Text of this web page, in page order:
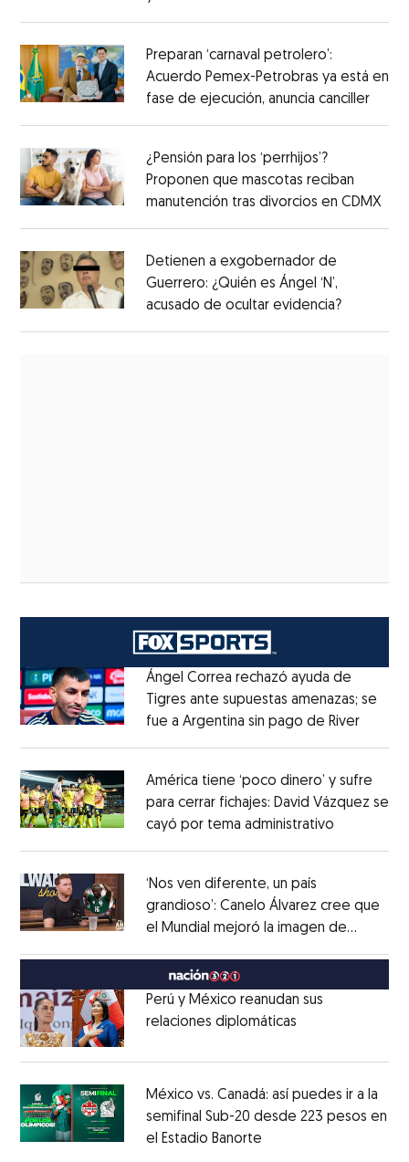
Preparan ‘carnaval petrolero’:
Acuerdo Pemex-Petrobras ya está en
fase de ejecución, anuncia canciller
¿Pensión para los ‘perrhijos’?
Proponen que mascotas reciban
manutención tras divorcios en CDMX
Detienen a exgobernador de
Guerrero: ¿Quién es Ángel ‘N’,
acusado de ocultar evidencia?
Ángel Correa rechazó ayuda de
Tigres ante supuestas amenazas; se
fue a Argentina sin pago de RiverOpens
América tiene ‘poco dinero’ y sufre
para cerrar fichajes: David Vázquez se
cayó por tema administrativo
‘Nos ven diferente, un país
grandioso’: Canelo Álvarez cree que
el Mundial mejoró la imagen de
Perú y México reanudan sus
relaciones diplomáticas
México vs. Canadá: así puedes ir a la
semifinal Sub-20 desde 223 pesos en
el Estadio Banorte